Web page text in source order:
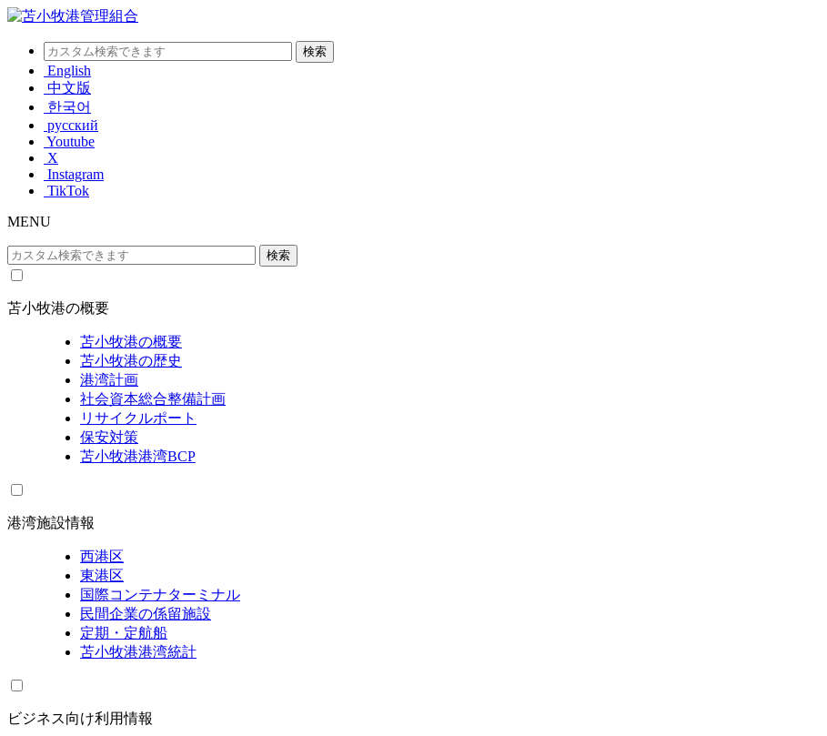
English
中文版
한국어
русский
Youtube
X
Instagram
TikTok
MENU
苫小牧港の概要
苫小牧港の概要
苫小牧港の歴史
港湾計画
社会資本総合整備計画
リサイクルポート
保安対策
苫小牧港港湾BCP
港湾施設情報
西港区
東港区
国際コンテナターミナル
民間企業の係留施設
定期・定航船
苫小牧港港湾統計
ビジネス向け利用情報